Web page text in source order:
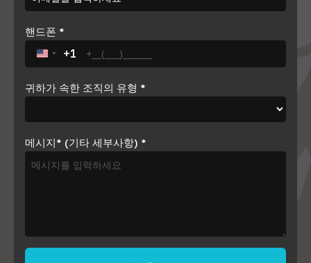
핸드폰 *
United States +1
+1
귀하가 속한 조직의 유형 *
메시지* (기타 세부사항) *